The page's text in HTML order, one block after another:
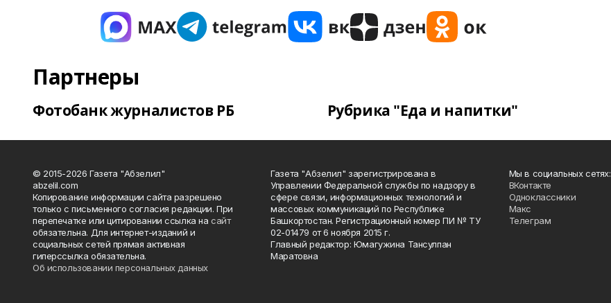
Партнеры
Фотобанк журналистов РБ Рубрика "Еда и напитки"
© 2015-2026 Газета "Абзелил"
abzelil.com
Копирование информации сайта разрешено
только с письменного согласия редакции. При
перепечатке или цитировании ссылка на сайт
обязательна. Для интернет-изданий и
социальных сетей прямая активная
гиперссылка обязательна.
Об использовании персональных данных
Газета "Абзелил" зарегистрирована в
Управлении Федеральной службы по надзору в
сфере связи, информационных технологий и
массовых коммуникаций по Республике
Башкортостан. Регистрационный номер ПИ № ТУ
02-01479 от 6 ноября 2015 г.
Главный редактор: Юмагужина Тансулпан
Маратовна
Мы в социальных сетях:
ВКонтакте
Одноклассники
Макс
Телеграм